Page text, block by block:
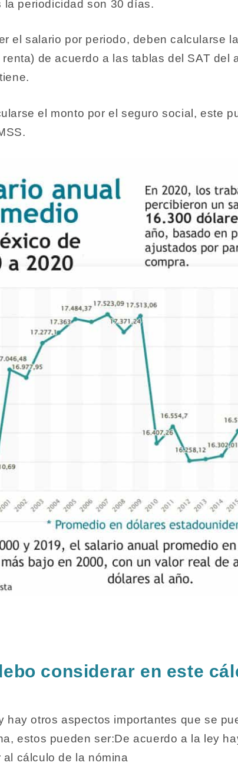
la periodicidad son 30 días.
el salario por periodo, deben calcularse
de acuerdo a las tablas del SAT del
el monto por el seguro social, este
considerar en este
hay otros aspectos importantes que se
estos pueden ser:De acuerdo a la ley
cálculo de la nómina